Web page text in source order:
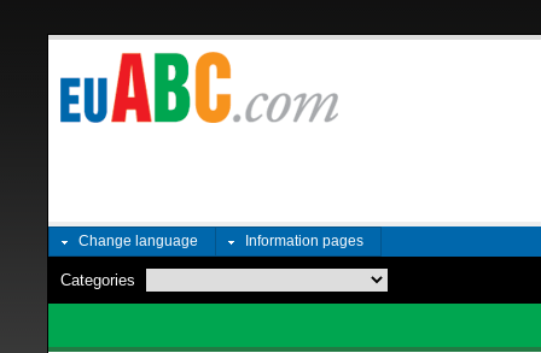
Change language Information pages
Categories